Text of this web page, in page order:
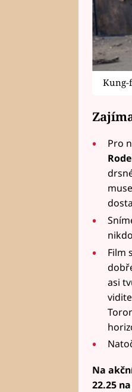
Kung-
Pro
Film
asi
Na
22.25